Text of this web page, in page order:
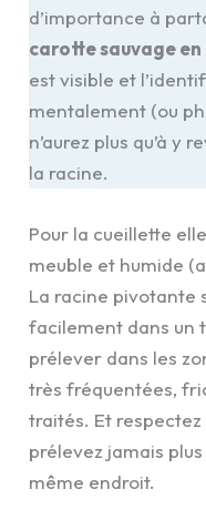
d’importance à
carotte sauvage
est visible et
mentalement (ou
n’aurez plus qu’à y
la racine.
Pour la cueillette
meuble et humide
La racine pivotante
facilement dans un
prélever dans les
très fréquentées,
traités. Et
prélevez jamais plus
même endroit.